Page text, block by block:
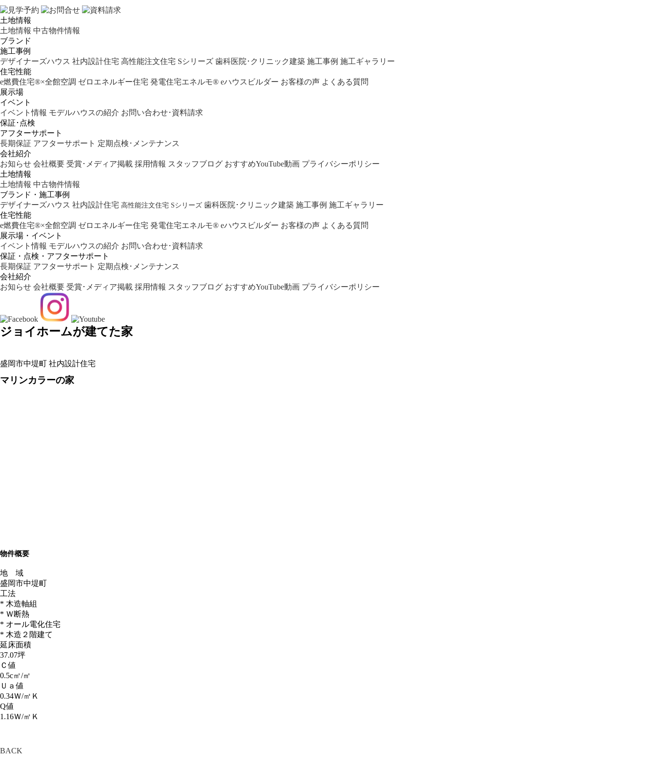
土地情報
土地情報 中古物件情報
ブランド
施工事例
デザイナーズハウス 社内設計住宅 高性能注文住宅 Sシリーズ 歯科医院･クリニック建築 施工事例 施工ギャラリー
住宅性能
e燃費住宅®︎×全館空調 ゼロエネルギー住宅 発電住宅エネルモ®︎ eハウスビルダー お客様の声 よくある質問
展示場
イベント
イベント情報 モデルハウスの紹介 お問い合わせ･資料請求
保証･点検
アフターサポート
長期保証 アフターサポート 定期点検･メンテナンス
会社紹介
お知らせ 会社概要 受賞･メディア掲載 採用情報 スタッフブログ おすすめYouTube動画 プライバシーポリシー
土地情報
土地情報 中古物件情報
ブランド・施工事例
デザイナーズハウス 社内設計住宅 高性能注文住宅 Sシリーズ 歯科医院･クリニック建築 施工事例 施工ギャラリー
住宅性能
e燃費住宅®︎×全館空調 ゼロエネルギー住宅 発電住宅エネルモ®︎ eハウスビルダー お客様の声 よくある質問
展示場・イベント
イベント情報 モデルハウスの紹介 お問い合わせ･資料請求
保証・点検・アフターサポート
長期保証 アフターサポート 定期点検･メンテナンス
会社紹介
お知らせ 会社概要 受賞･メディア掲載 採用情報 スタッフブログ おすすめYouTube動画 プライバシーポリシー
ジョイホームが建てた家
盛岡市中堤町 社内設計住宅
マリンカラーの家
物件概要
地 域
盛岡市中堤町
工法
* 木造軸組
* Ｗ断熱
* オール電化住宅
* 木造２階建て
延床面積
37.07坪
Ｃ値
0.5c㎡/㎡
Ｕａ値
0.34Ｗ/㎥Ｋ
Q値
1.16Ｗ/㎡Ｋ
BACK